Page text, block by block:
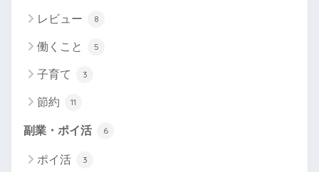
レビュー 8
働くこと 5
子育て 3
節約 11
副業・ポイ活 6
ポイ活 3